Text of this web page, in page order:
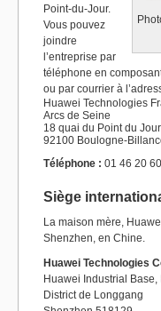
Point-du-Jour.
Vous pouvez
joindre
l’entreprise par
téléphone en
ou par courrier à
Huawei Technologies
Arcs de Seine
18 quai du Point du Jour
92100 Boulogne-
Téléphone : 01 46 20
Siège
La maison mère,
Shenzhen, en Chine.
Huawei Technologies
Huawei Industrial Base,
District de Longgang